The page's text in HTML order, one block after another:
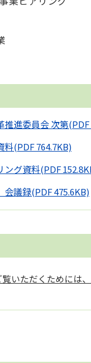
推進委員会 次第
料(PDF 764.7KB)
ング資料(PDF
会議録(PDF 475.6KB)
いただくためには